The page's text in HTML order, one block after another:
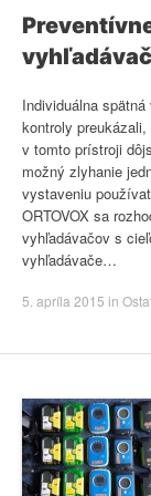
Individuálna
kontroly
v tomto prístroji
možný zlyhanie
vystaveniu
ORTOVOX sa
vyhľadávačov s
vyhľadávače…
5. apríla 2015 in